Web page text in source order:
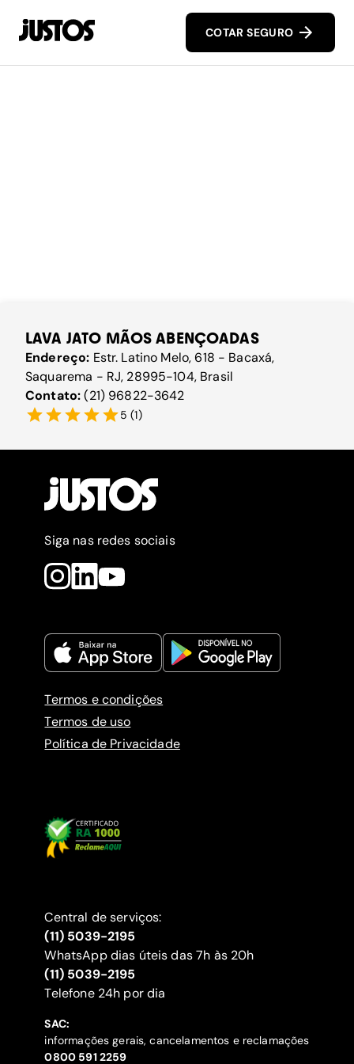
COTAR SEGURO
LAVA JATO MÃOS ABENÇOADAS
Endereço: Estr. Latino Melo, 618 - Bacaxá,
Saquarema - RJ, 28995-104, Brasil
Contato:(21) 96822-3642
5 (1)
Siga nas redes sociais
Termos e condições
Termos de uso
Política de Privacidade
Central de serviços:
(11) 5039-2195
WhatsApp dias úteis das 7h às 20h
(11) 5039-2195
‍Telefone 24h por dia
SAC:
informações gerais, cancelamentos e reclamações
‍0800 591 2259